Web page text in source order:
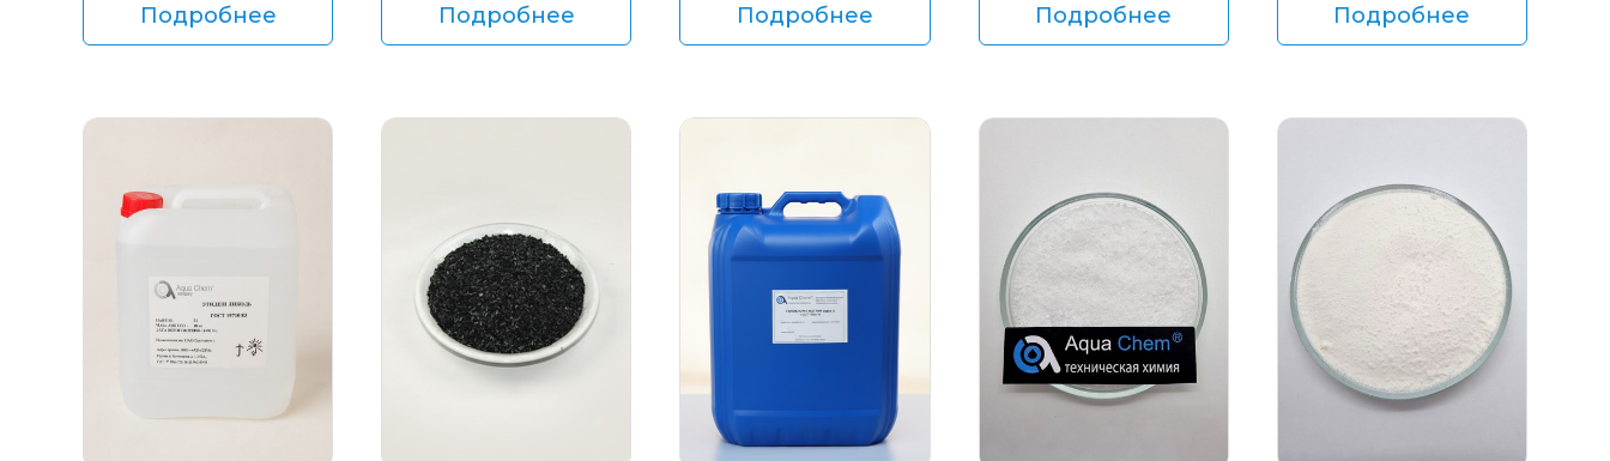
Подробнее Подробнее Подробнее Подробнее Подробнее